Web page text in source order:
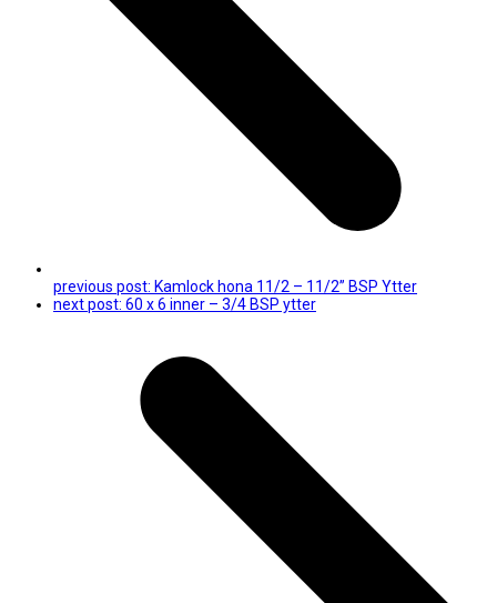
previous post: Kamlock hona 11/2 – 11/2” BSP Ytter
next post: 60 x 6 inner – 3/4 BSP ytter